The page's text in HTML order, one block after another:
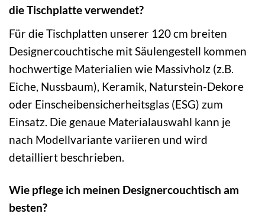
die Tischplatte verwendet?
Für die Tischplatten unserer 120 cm breiten
Designercouchtische mit Säulengestell kommen
hochwertige Materialien wie Massivholz (z.B.
Eiche, Nussbaum), Keramik, Naturstein-Dekore
oder Einscheibensicherheitsglas (ESG) zum
Einsatz. Die genaue Materialauswahl kann je
nach Modellvariante variieren und wird
detailliert beschrieben.
Wie pflege ich meinen Designercouchtisch am
besten?